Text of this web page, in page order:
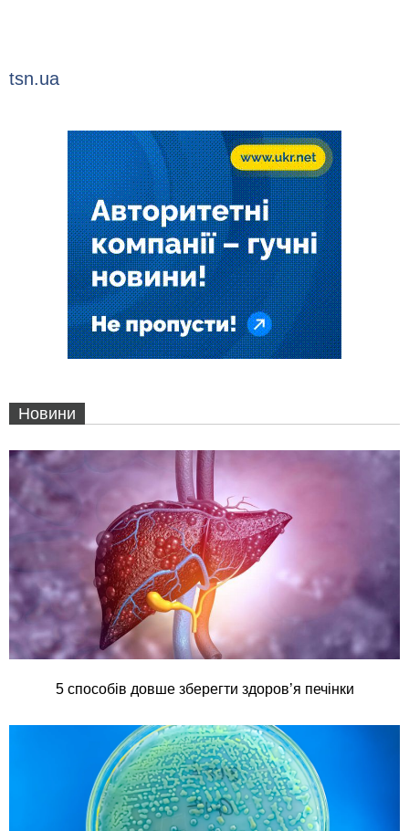
tsn.ua
Новини
5 способів довше зберегти здоров’я печінки